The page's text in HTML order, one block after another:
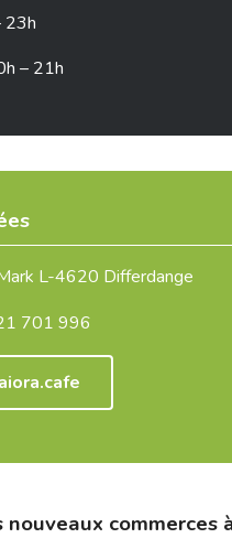
23h
– 21h
L-4620 Differdange
701 996
commerces